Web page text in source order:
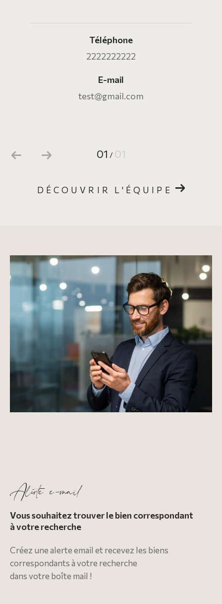
Téléphone
2222222222
E-mail
test@gmail.com
01 / 01
DÉCOUVRIR L'ÉQUIPE
Alerte e-mail
Vous souhaitez trouver le bien correspondant
à votre recherche
Créez une alerte email et recevez les biens
correspondants à votre recherche
dans votre boîte mail !